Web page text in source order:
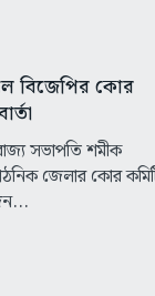
বিজেপির কোর
সভাপতি শমীক
জেলার কোর